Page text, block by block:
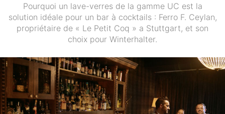
Pourquoi un lave-verres de la gamme UC est la
solution idéale pour un bar à cocktails : Ferro F. Ceylan,
propriétaire de « Le Petit Coq » a Stuttgart, et son
choix pour Winterhalter.